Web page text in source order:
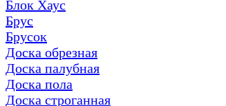
Блок Хаус
Брус
Брусок
Доска обрезная
Доска палубная
Доска пола
Доска строганная